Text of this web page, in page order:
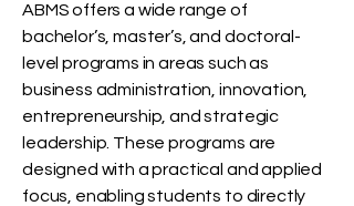
ABMS offers a wide range of
bachelor’s, master’s, and doctoral-
level programs in areas such as
business administration, innovation,
entrepreneurship, and strategic
leadership. These programs are
designed with a practical and applied
focus, enabling students to directly